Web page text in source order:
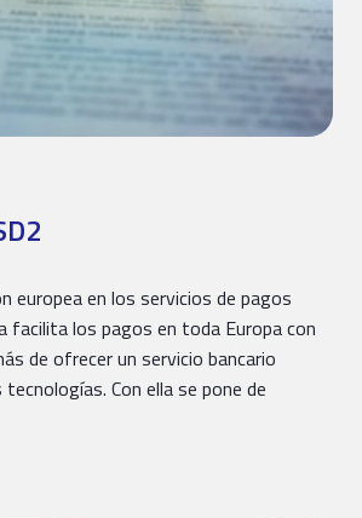
europea en los servicios de pagos
facilita los pagos en toda Europa con
de ofrecer un servicio bancario
Con ella se pone de